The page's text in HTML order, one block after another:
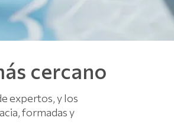
cercano
expertos, y los
formadas y